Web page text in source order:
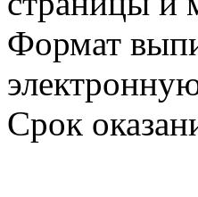
Формат
Срок